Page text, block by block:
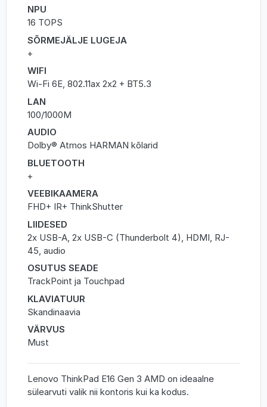
NPU
16 TOPS
SÕRMEJÄLJE LUGEJA
+
WIFI
Wi-Fi 6E, 802.11ax 2x2 + BT5.3
LAN
100/1000M
AUDIO
Dolby® Atmos HARMAN kõlarid
BLUETOOTH
+
VEEBIKAAMERA
FHD+ IR+ ThinkShutter
LIIDESED
2x USB-A, 2x USB-C (Thunderbolt 4), HDMI, RJ-
45, audio
OSUTUS SEADE
TrackPoint ja Touchpad
KLAVIATUUR
Skandinaavia
VÄRVUS
Must
Lenovo ThinkPad E16 Gen 3 AMD on ideaalne
sülearvuti valik nii kontoris kui ka kodus.